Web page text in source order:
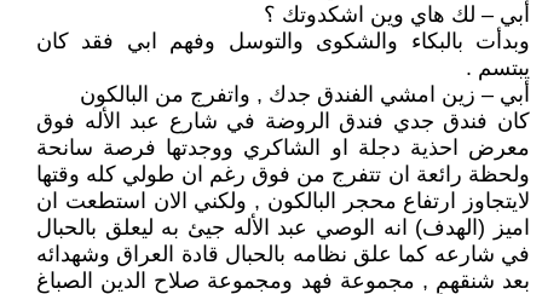
أبي – لك هاي وين اشكدوتك ؟
وبدأت بالبكاء والشكوى والتوسل وفهم ابي فقد كان
يبتسم .
أبي – زين امشي الفندق جدك , واتفرج من البالكون
كان فندق جدي فندق الروضة في شارع عبد الأله فوق
معرض احذية دجلة او الشاكري ووجدتها فرصة سانحة
ولحظة رائعة ان تتفرج من فوق رغم ان طولي كله وقتها
لايتجاوز ارتفاع محجر البالكون , ولكني الان استطعت ان
اميز (الهدف) انه الوصي عبد الأله جيئ به ليعلق بالحبال
في شارعه كما علق نظامه بالحبال قادة العراق وشهدائه
بعد شنقهم , مجموعة فهد ومجموعة صلاح الدين الصباغ